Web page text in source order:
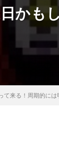
かも
来る！周期的には